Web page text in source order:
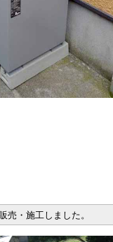
売・施工しました。